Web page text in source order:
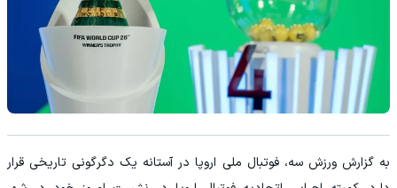
‫به گزارش ورزش سه، فوتبال ملی اروپا در آستانه یک دگرگونی تاریخی قرار